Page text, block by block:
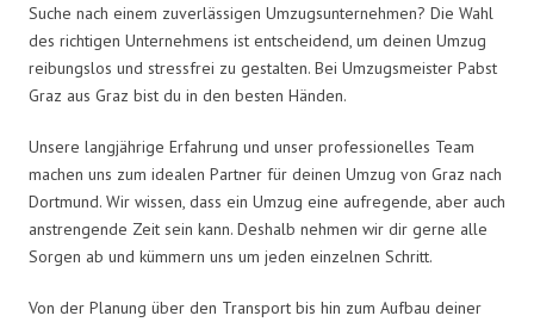
Suche nach einem zuverlässigen Umzugsunternehmen? Die Wahl
des richtigen Unternehmens ist entscheidend, um deinen Umzug
reibungslos und stressfrei zu gestalten. Bei Umzugsmeister Pabst
Graz aus Graz bist du in den besten Händen.
Unsere langjährige Erfahrung und unser professionelles Team
machen uns zum idealen Partner für deinen Umzug von Graz nach
Dortmund. Wir wissen, dass ein Umzug eine aufregende, aber auch
anstrengende Zeit sein kann. Deshalb nehmen wir dir gerne alle
Sorgen ab und kümmern uns um jeden einzelnen Schritt.
Von der Planung über den Transport bis hin zum Aufbau deiner